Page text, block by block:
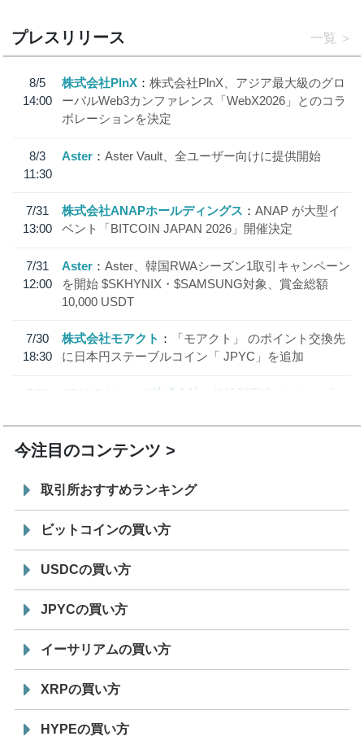
プレスリリース 一覧
8/5
14:00
株式会社PlnX
株式会社PlnX、アジア最大級のグロ
ーバルWeb3カンファレンス「WebX2026」とのコラ
ボレーションを決定
8/3
11:30
Aster Aster Vault、全ユーザー向けに提供開始
7/31
13:00
株式会社ANAPホールディングス
ANAP が大型イ
ベント「BITCOIN JAPAN 2026」開催決定
7/31
12:00
Aster
Aster、韓国RWAシーズン1取引キャンペーン
を開始 $SKHYNIX・$SAMSUNG対象、賞金総額
10,000 USDT
7/30
18:30
株式会社モアクト
「モアクト」 のポイント交換先
に日本円ステーブルコイン「 JPYC」を追加
7/29
SBI VCトレード株式会社
信託型円建てステーブル
今注目のコンテンツ
取引所おすすめランキング
ビットコインの買い方
USDCの買い方
JPYCの買い方
イーサリアムの買い方
XRPの買い方
HYPEの買い方